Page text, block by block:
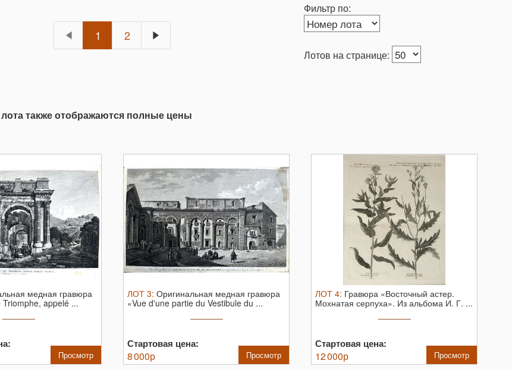
Фильтр по:
Лотов на странице:
1 2
также отображаются полные цены
медная гравюра
Triomphe, appelé ...
Просмотр
ЛОТ 3: Оригинальная медная гравюра
«Vue d'une partie du Vestibule du ...
Стартовая цена:
8 000р Просмотр
ЛОТ 4: Гравюра «Восточный астер.
Мохнатая серпуха». Из альбома И. Г. ...
Стартовая цена:
12 000р Просмотр